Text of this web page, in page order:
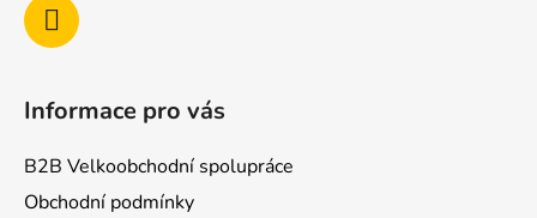
Informace pro vás
B2B Velkoobchodní spolupráce
Obchodní podmínky